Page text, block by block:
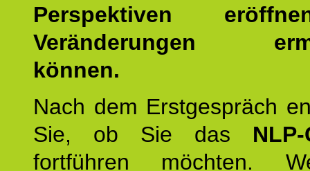
Perspektiven
Veränderungen
können.
Nach dem Erstgespräch
Sie, ob Sie das
fortführen möchten.